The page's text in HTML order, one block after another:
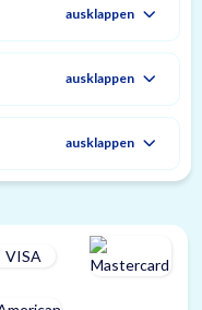
ausklappen
ausklappen
ausklappen